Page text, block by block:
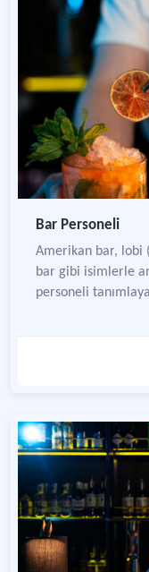
Bar Personeli
Amerikan bar, lobi
bar gibi isimlerle
personeli